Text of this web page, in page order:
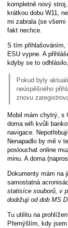
kompletně nový
krátkou dobu W11,
mi zabrala (se
fakt nechce.
S tím přihlašováním,
ESU vypne. A
kdyby se to
Pokud byly
neúspěšného
znovu
Mobil mám chytrý, s
doma wifi kvůli
navigace.
Nenapadlo by mě v
poslouchat online
minu. A doma
Dokumenty mám na
samostatná
statisíce souborů, v
dodržuji od dob MS
Tu utilitu na
Přemýšlím, kdy